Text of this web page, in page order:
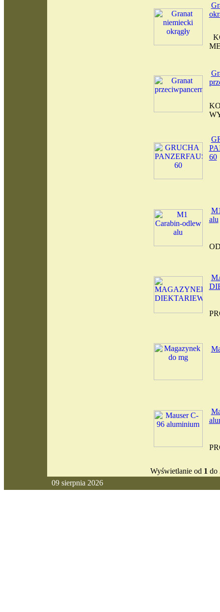
60
alu
Wyświetlanie od 1 do
09 sierpnia 2026